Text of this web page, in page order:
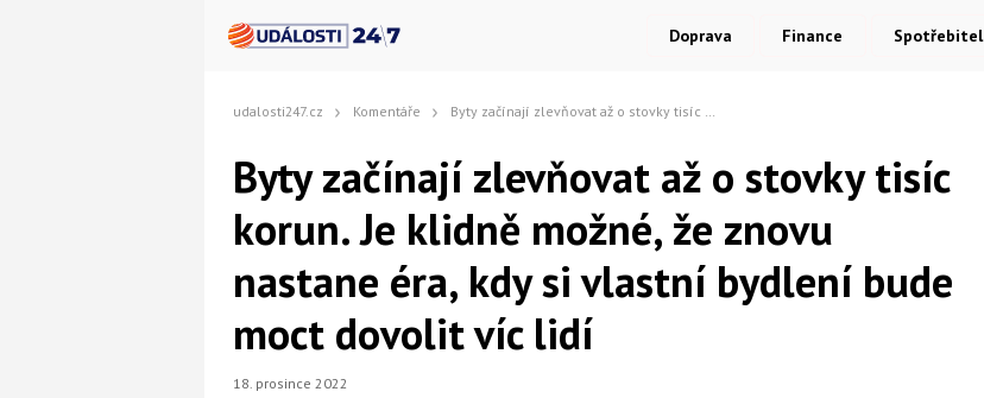
Doprava Finance Spotřebitel
udalosti247.cz Komentáře Byty začínají zlevňovat až o stovky tisíc korun. Je klidně možné, že znovu nastane éra, kdy si vlastní bydlení bude moct dovolit víc lidí
Byty začínají zlevňovat až o stovky tisíc
korun. Je klidně možné, že znovu
nastane éra, kdy si vlastní bydlení bude
moct dovolit víc lidí
18. prosince 2022